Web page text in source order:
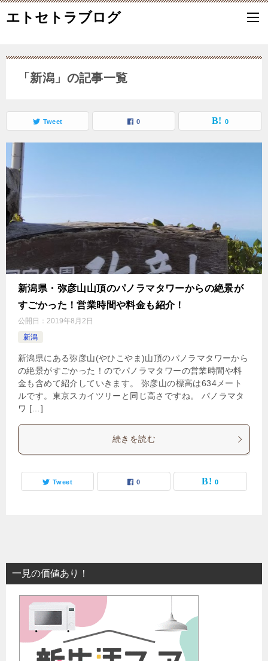
エトセトラブログ
「新潟」の記事一覧
Tweet 0 0
新潟県・弥彦山山頂のパノラマタワーからの絶景が
すごかった！営業時間や料金も紹介！
公開日： 2019年8月2日
新潟
新潟県にある弥彦山(やひこやま)山頂のパノラマタワーから
の絶景がすごかった！のでパノラマタワーの営業時間や料
金も含めて紹介していきます。 弥彦山の標高は634メート
ルです。東京スカイツリーと同じ高さですね。 パノラマタ
ワ […]
続きを読む
Tweet 0 0
一見の価値あり！